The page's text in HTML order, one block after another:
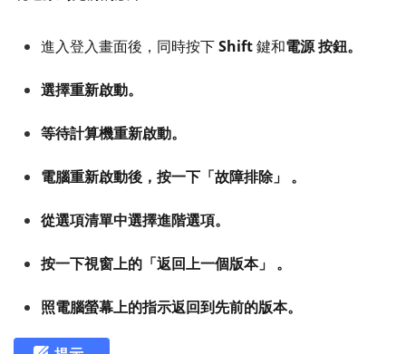
進入登入畫面後，同時按下Shift鍵和電源 按鈕。
選擇重新啟動。
等待計算機重新啟動。
電腦重新啟動後，按一下 「故障排除」 。
從選項清單中選擇進階選項。
按一下視窗上的 「返回上一個版本」 。
照電腦螢幕上的指示返回到先前的版本。